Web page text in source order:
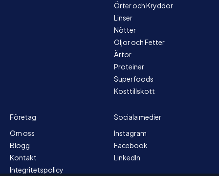
Örter och Kryddor
Linser
Nötter
Oljor och Fetter
Ärtor
Proteiner
Superfoods
Kosttillskott
Företag
Om oss
Blogg
Kontakt
Integritetspolicy
Sociala medier
Instagram
Facebook
LinkedIn